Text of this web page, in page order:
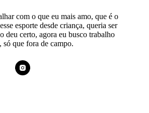
com o que eu mais amo, que é o
esporte desde criança, queria ser
deu certo, agora eu busco trabalho
só que fora de campo.